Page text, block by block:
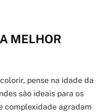
MELHOR
pense na idade da
são ideais para os
complexidade agradam